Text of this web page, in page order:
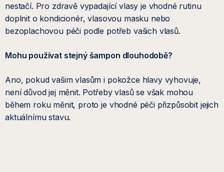
nestačí. Pro zdravě vypadající vlasy je vhodné rutinu
doplnit o kondicionér, vlasovou masku nebo
bezoplachovou péči podle potřeb vašich vlasů.
Mohu používat stejný šampon dlouhodobě?
Ano, pokud vašim vlasům i pokožce hlavy vyhovuje,
není důvod jej měnit. Potřeby vlasů se však mohou
během roku měnit, proto je vhodné péči přizpůsobit jejich
aktuálnímu stavu.